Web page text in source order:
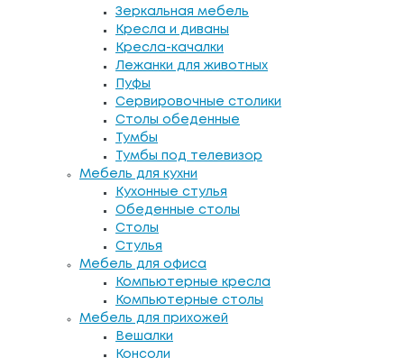
Зеркальная мебель
Кресла и диваны
Кресла-качалки
Лежанки для животных
Пуфы
Сервировочные столики
Столы обеденные
Тумбы
Тумбы под телевизор
Мебель для кухни
Кухонные стулья
Обеденные столы
Столы
Стулья
Мебель для офиса
Компьютерные кресла
Компьютерные столы
Мебель для прихожей
Вешалки
Консоли